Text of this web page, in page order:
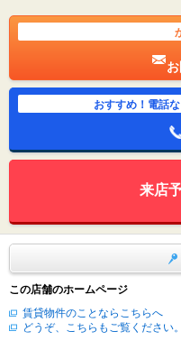
おすすめ！電話
来店
この店舗のホームページ
賃貸物件のことならこちらへ
どうぞ、こちらもご覧ください。